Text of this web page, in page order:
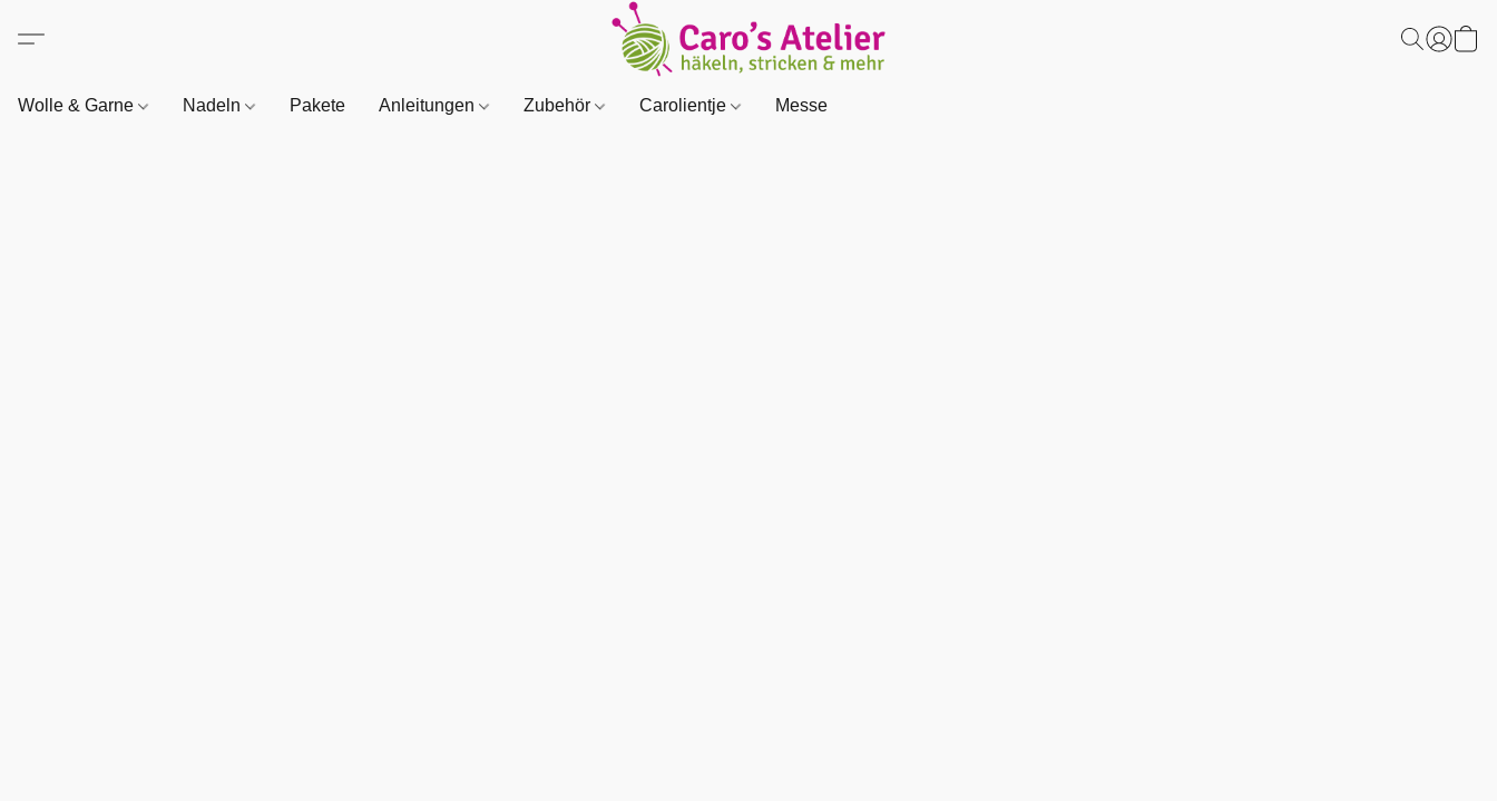
Wolle & Garne Nadeln Pakete Anleitungen Zubehör Carolientje Messe